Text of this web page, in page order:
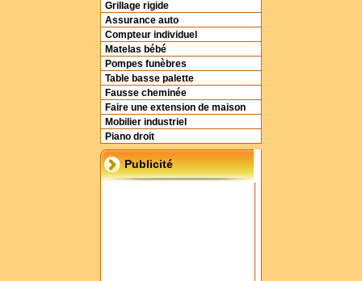
Grillage rigide
Assurance auto
Compteur individuel
Matelas bébé
Pompes funèbres
Table basse palette
Fausse cheminée
Faire une extension de maison
Mobilier industriel
Piano droit
Publicité